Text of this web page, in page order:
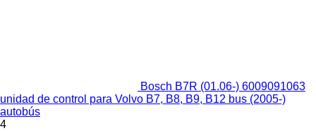
Bosch B7R (01.06-) 6009091063
unidad de control para Volvo B7, B8, B9, B12 bus (2005-)
autobús
4